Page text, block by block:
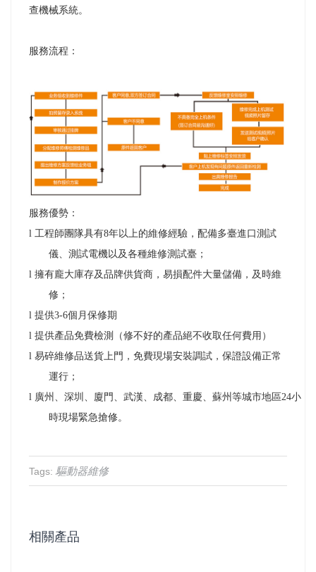
查機械系統。
服務流程：
服務優勢：
l 工程師團隊具有8年以上的維修經驗，配備多臺進口測試
儀、測試電機以及各種維修測試臺；
l 擁有龐大庫存及品牌供貨商，易損配件大量儲備，及時維
修；
l 提供3-6個月保修期
l 提供產品免費檢測（修不好的產品絕不收取任何費用）
l 易碎維修品送貨上門，免費現場安裝調試，保證設備正常
運行；
l 廣州、深圳、廈門、武漢、成都、重慶、蘇州等城市地區24小
時現場緊急搶修。
Tags: 驅動器維修
相關產品